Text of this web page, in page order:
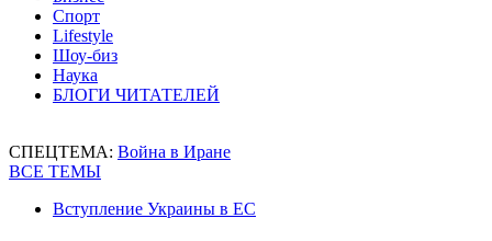
Спорт
Lifestyle
Шоу-биз
Наука
БЛОГИ ЧИТАТЕЛЕЙ
СПЕЦТЕМА: Война в Иране
ВСЕ ТЕМЫ
Вступление Украины в ЕС